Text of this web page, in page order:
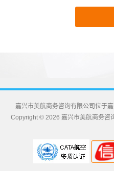
嘉兴市美航商务咨询有限公司位于
Copyright © 2026 嘉兴市美航商务咨